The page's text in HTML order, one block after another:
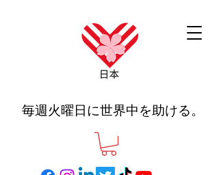
毎週火曜日に世界中を助ける。